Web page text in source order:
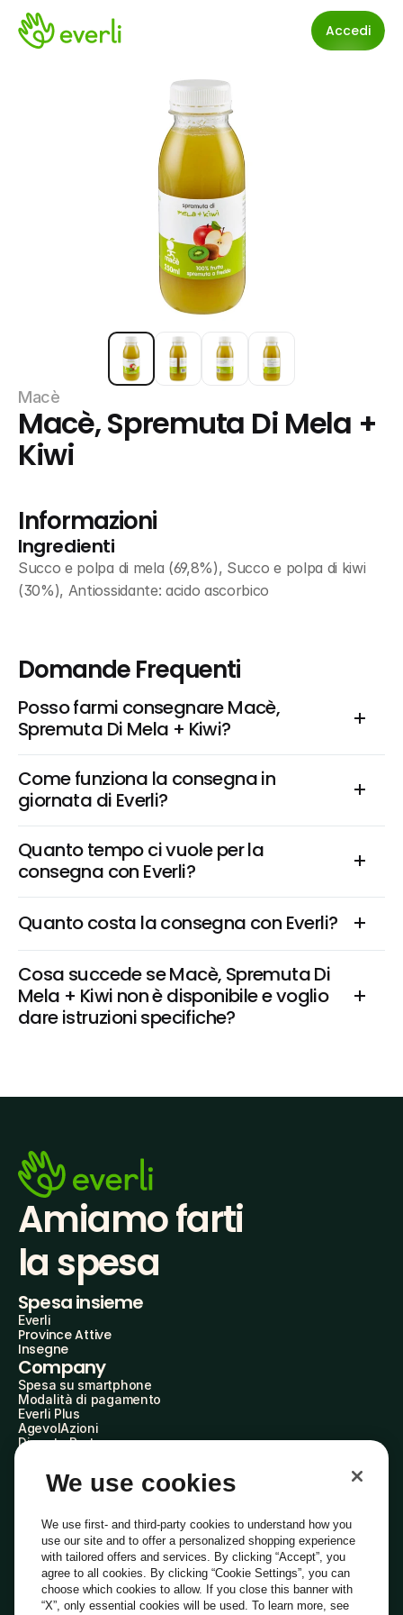
Accedi
Macè
Macè, Spremuta Di Mela +
Kiwi
Informazioni
Ingredienti
Succo e polpa di mela (69,8%), Succo e polpa di kiwi
(30%), Antiossidante: acido ascorbico
Domande Frequenti
Posso farmi consegnare Macè,
Spremuta Di Mela + Kiwi?
Come funziona la consegna in
giornata di Everli?
Quanto tempo ci vuole per la
consegna con Everli?
Quanto costa la consegna con Everli?
Cosa succede se Macè, Spremuta Di
Mela + Kiwi non è disponibile e voglio
dare istruzioni specifiche?
Amiamo farti
la spesa
Spesa insieme
Everli
Province Attive
Insegne
Company
Spesa su smartphone
Modalità di pagamento
Everli Plus
AgevolAzioni
Diventa Partner
Everli Shoppers
About Us
Everli News
Domande frequenti
Lavora con noi
Diventa Shopper
Investitori
PrivacyCookiePreferenze Cookie
Termini e CondizioniCodice Etico
We use cookies
We use first- and third-party cookies to understand how you
use our site and to offer a personalized shopping experience
with tailored offers and services. By clicking “Accept”, you
agree to all cookies. By clicking “Cookie Settings”, you can
choose which cookies to allow. If you close this banner with
“X”, only essential cookies will be used. To learn more, see